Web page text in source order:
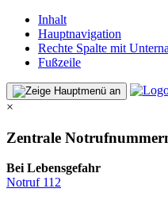
Inhalt
Hauptnavigation
Rechte Spalte mit
Fußzeile
×
Zentrale
Bei Lebensgefahr
Notruf 112